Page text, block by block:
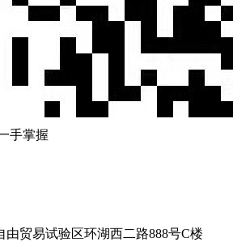
手掌握
贸易试验区环湖西二路888号C楼